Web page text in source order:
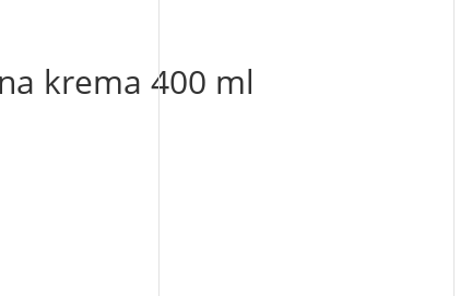
krema 400 ml